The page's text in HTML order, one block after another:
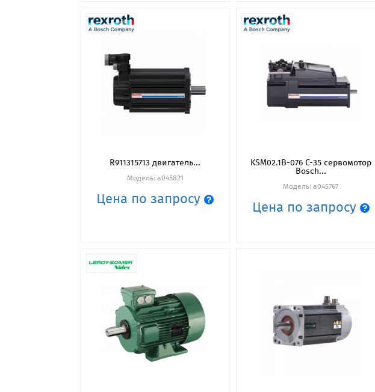
R911315713 двигатель...
Модель: a045821
Цена по запросу
KSM02.1B-076 C-35 сервомотор
Bosch...
Модель: a045767
Цена по запросу